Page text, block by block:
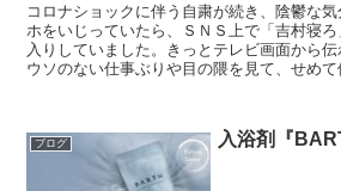
コロナショックに伴う自粛が続き、陰鬱な
ホをいじっていたら、ＳＮＳ上で「吉村寝
入りしていました。きっとテレビ画面から
ウソのない仕事ぶりや目の隈を見て、せめて
ブログ 入浴剤『